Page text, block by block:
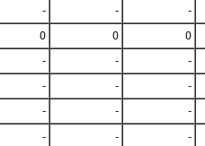
- - -
0 0 0
- - -
- - -
- - -
- - -